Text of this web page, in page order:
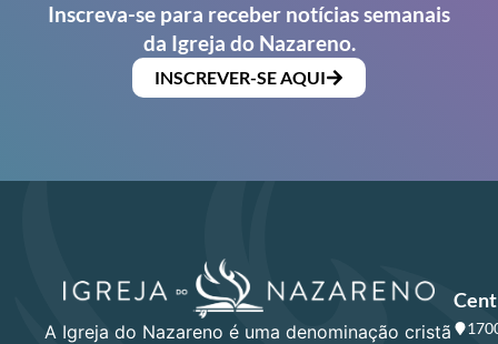
Inscreva-se para receber notícias semanais
da Igreja do Nazareno.
INSCREVER-SE AQUI
A Igreja do Nazareno é uma denominação cristã